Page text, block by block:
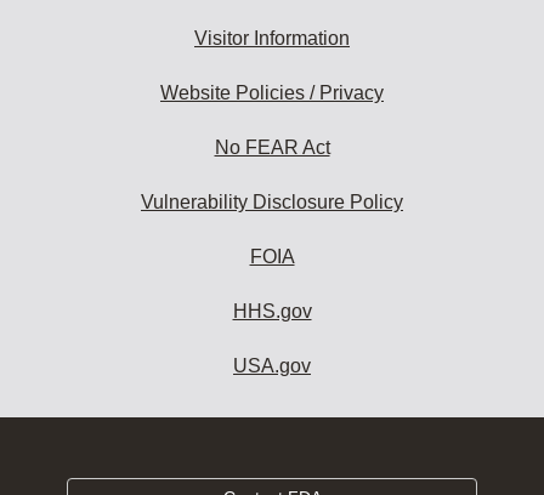
Visitor Information
Website Policies / Privacy
No FEAR Act
Vulnerability Disclosure Policy
FOIA
HHS.gov
USA.gov